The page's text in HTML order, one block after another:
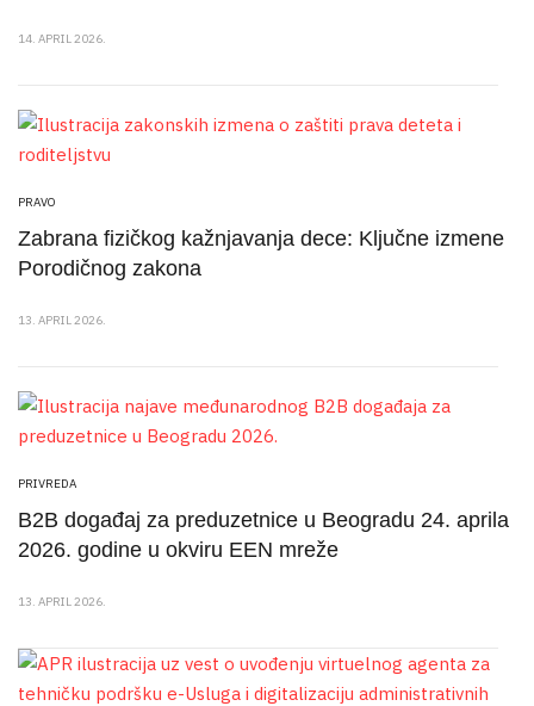
14. APRIL 2026.
PRAVO
Zabrana fizičkog kažnjavanja dece: Ključne izmene
Porodičnog zakona
13. APRIL 2026.
PRIVREDA
B2B događaj za preduzetnice u Beogradu 24. aprila
2026. godine u okviru EEN mreže
13. APRIL 2026.